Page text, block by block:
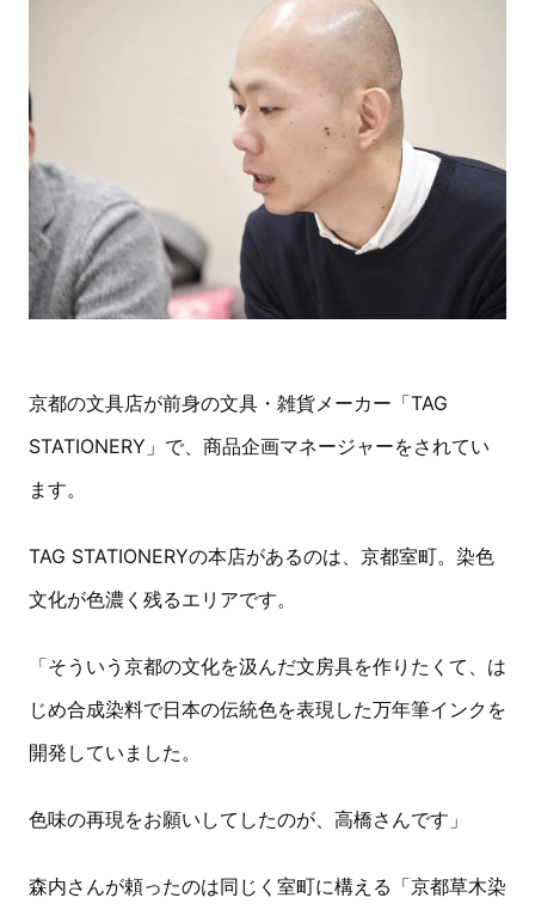
京都の文具店が前身の文具・雑貨メーカー「TAG
STATIONERY」で、商品企画マネージャーをされてい
ます。
TAG STATIONERYの本店があるのは、京都室町。染色
文化が色濃く残るエリアです。
「そういう京都の文化を汲んだ文房具を作りたくて、は
じめ合成染料で日本の伝統色を表現した万年筆インクを
開発していました。
色味の再現をお願いしてしたのが、高橋さんです」
森内さんが頼ったのは同じく室町に構える「京都草木染